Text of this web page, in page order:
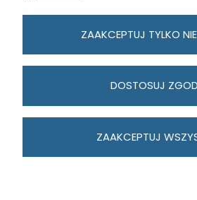
MOJE KONTO
ZAAKCEPTUJ TYLKO
DOSTOSUJ
ZAAKCEPTUJ